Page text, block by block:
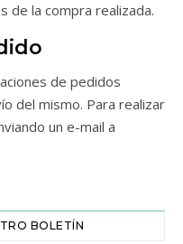
de la compra realizada.
de pedidos
del mismo. Para realizar
un e-mail a
BOLETÍN